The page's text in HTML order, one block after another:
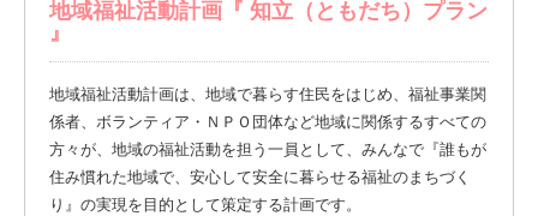
地域福祉活動計画『 知立（ともだち）プラン
』
地域福祉活動計画は、地域で暮らす住民をはじめ、福祉事業関
係者、ボランティア・ＮＰＯ団体など地域に関係するすべての
方々が、地域の福祉活動を担う一員として、みんなで『誰もが
住み慣れた地域で、安心して安全に暮らせる福祉のまちづく
り』の実現を目的として策定する計画です。